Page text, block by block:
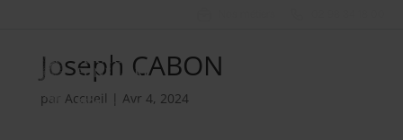
Joseph CABON
par Accueil | Avr 4, 2024